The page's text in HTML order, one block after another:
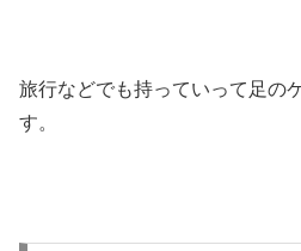
旅行などでも持っていって足の
す。